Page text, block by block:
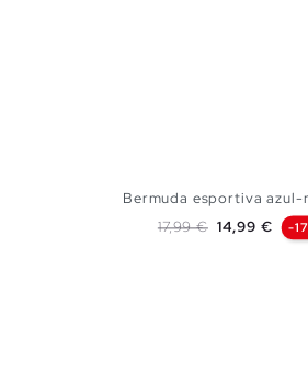
Bermuda esportiva azul-
Preço normal
17,99 € Preço
14,99 € -